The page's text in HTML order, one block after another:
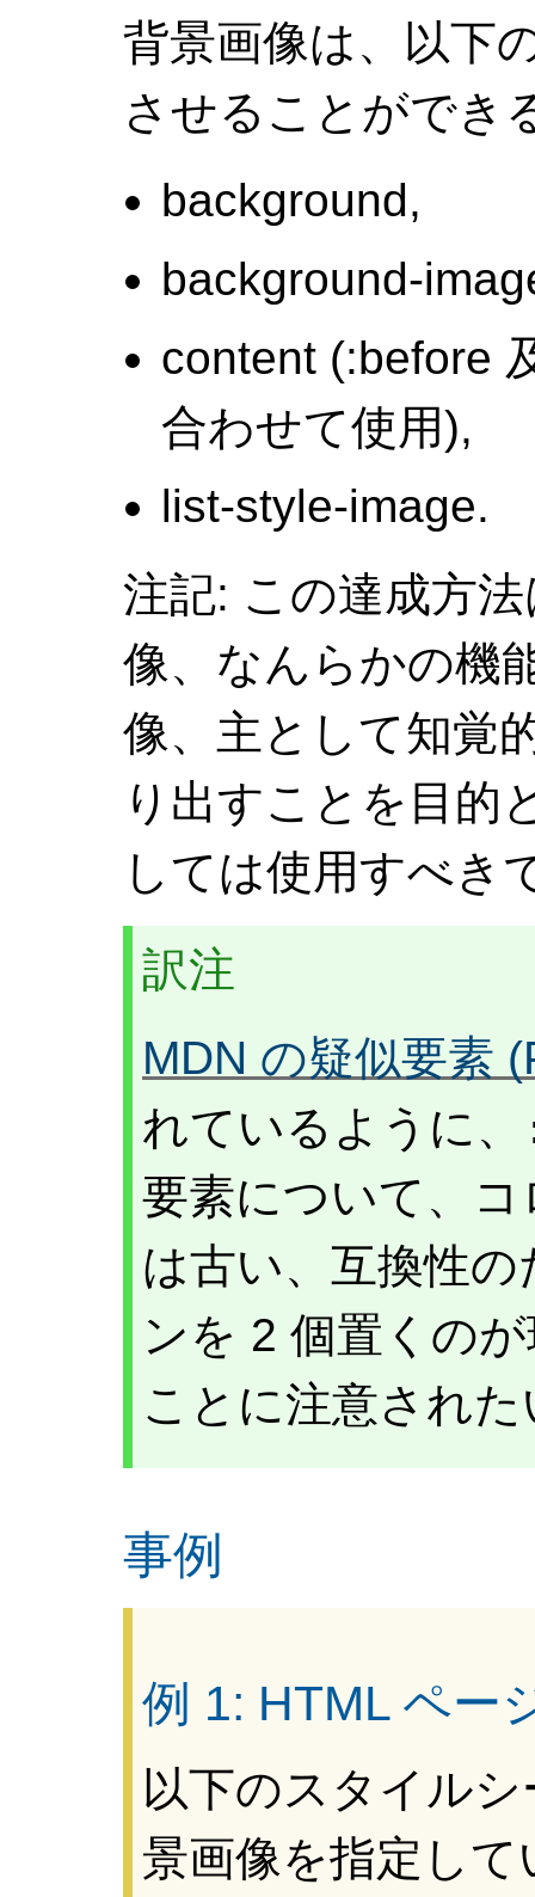
背景画像は、以下
させることができ
background,
background-
content (:before
合わせて使用),
list-style-image.
注記: この達成方
像、なんらかの機
像、主として知覚
り出すことを目的
しては使用すべき
訳注
MDN の疑似要素
れているように、
要素について、
は古い、互換性
ンを 2 個置くの
ことに注意された
事例
例 1: HTML ペー
以下のスタイル
景画像を指定して